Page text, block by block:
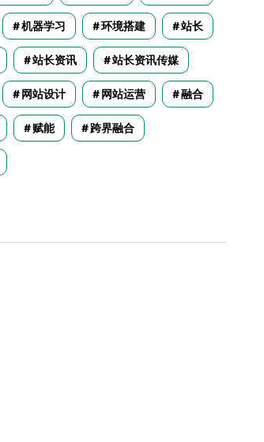
机器学习 环境搭建 站长
站长资讯 站长资讯传媒
网站设计 网站运营 融合
赋能 跨界融合